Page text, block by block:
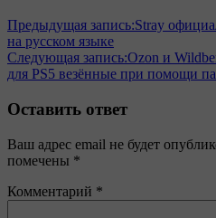
Предыдущая запись:Stray
на русском языке
Следующая запись:Ozon и
для PS5 везённые при помощи
Оставить ответ
Ваш адрес email не будет
помечены *
Комментарий *